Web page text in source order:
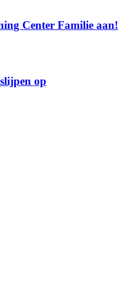
Center Familie aan!
op